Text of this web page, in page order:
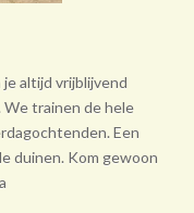
je altijd vrijblijvend
trainen de hele
Een
duinen. Kom gewoon